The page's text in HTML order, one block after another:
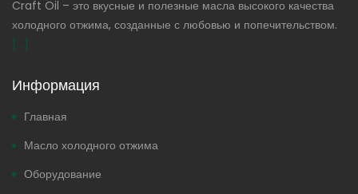
Craft Oil – это вкусные и полезные масла высокого качества
холодного отжима, созданные с любовью и попечительством.
[...]
Информация
Главная
Масло холодного отжима
Оборудование